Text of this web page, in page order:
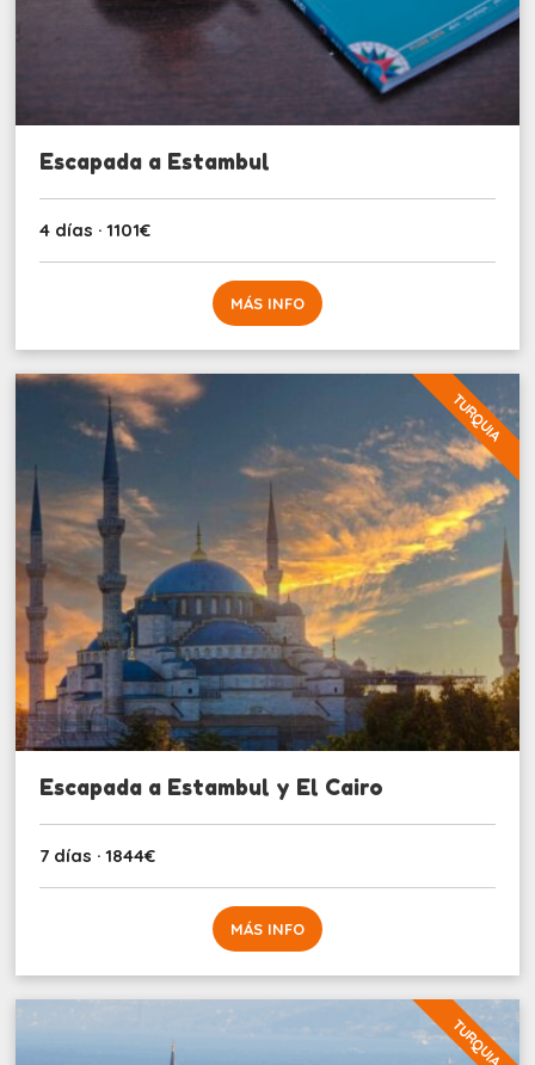
Escapada a Estambul
4 días · 1101€
MÁS INFO
TURQUIA
Escapada a Estambul y El Cairo
7 días · 1844€
MÁS INFO
TURQUIA